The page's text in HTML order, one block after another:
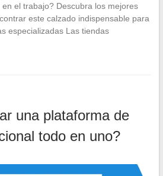
el trabajo? Descubra los mejores
este calzado indispensable para
especializadas Las tiendas
una plataforma de
todo en uno?